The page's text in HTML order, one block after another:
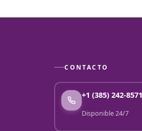
CONTACTO
+1 (385) 242-8571
Disponible 24/7